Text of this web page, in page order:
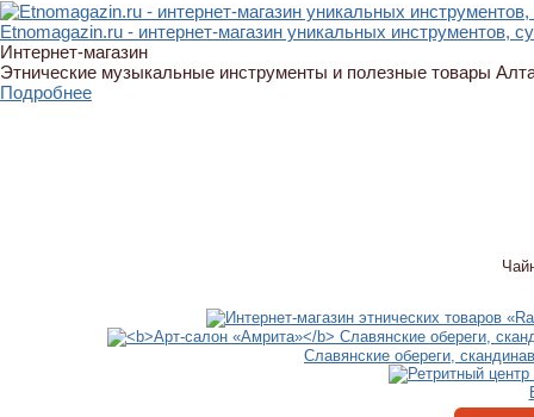
Etnomagazin.ru - интернет-магазин уникальных инструментов,
Интернет-магазин
Этнические музыкальные инструменты и полезные товары
Подробнее
Славянские обереги,